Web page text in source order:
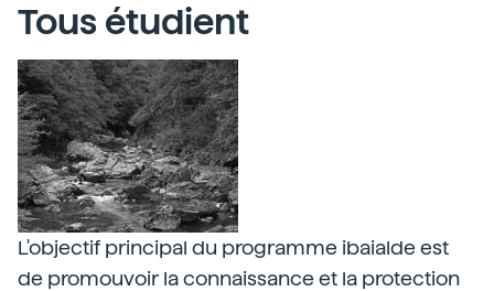
Tous étudient
L'objectif principal du programme ibaialde est
de promouvoir la connaissance et la protection